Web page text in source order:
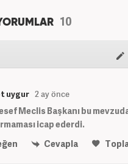
10
uygur 2 ay önce
Meclis Başkanı bu
icap ederdi.
Cevapla